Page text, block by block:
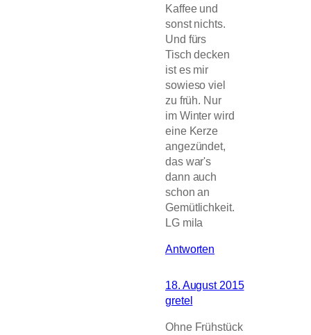
Kaffee und
sonst nichts.
Und fürs
Tisch decken
ist es mir
sowieso viel
zu früh. Nur
im Winter wird
eine Kerze
angezündet,
das war's
dann auch
schon an
Gemütlichkeit.
LG mila
Antworten
18. August 2015
gretel
Ohne Frühstück